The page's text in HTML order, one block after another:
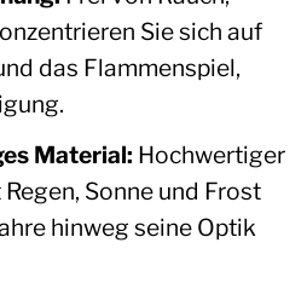
Sie sich auf
das Flammenspiel,
Material: Hochwertiger
Sonne und Frost
hinweg seine Optik